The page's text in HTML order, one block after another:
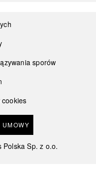
sporów
cookies
Polska Sp. z o.o.